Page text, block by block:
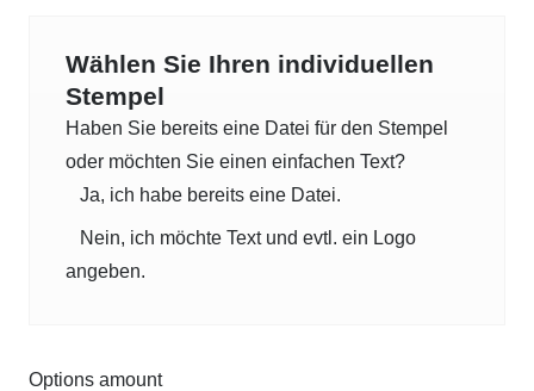
Wählen Sie Ihren individuellen
Stempel
Haben Sie bereits eine Datei für den Stempel
oder möchten Sie einen einfachen Text?
Ja, ich habe bereits eine Datei.
Nein, ich möchte Text und evtl. ein Logo
angeben.
Options amount